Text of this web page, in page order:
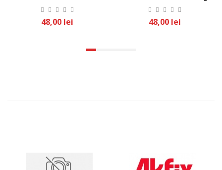
125mm/25mm
48,00 lei
Pad 150mm/25mm
48,00 lei